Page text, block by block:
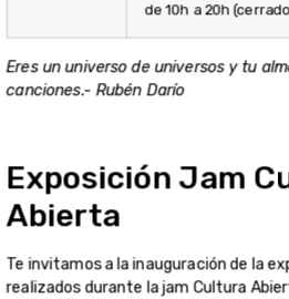
de 10h a 20h
Eres un universo de universos y tu
canciones.- Rubén Darío
Exposición Jam
Abierta
Te invitamos a la inauguración de la
realizados durante la jam Cultura